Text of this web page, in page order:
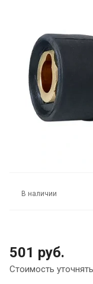
В наличии
501 руб.
Стоимость